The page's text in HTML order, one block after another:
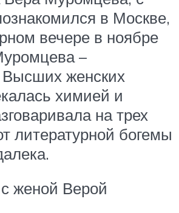
в Москве,
вечере в ноябре
–
женских
химией и
на трех
литературной богемы
женой Верой